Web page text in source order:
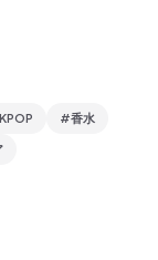
#香水